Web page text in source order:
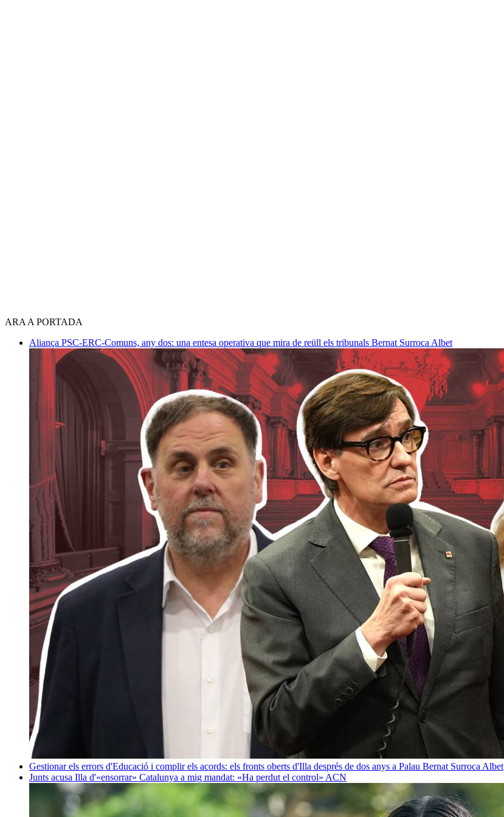
ARA A PORTADA
Aliança PSC-ERC-Comuns, any dos: una entesa operativa que mira de reüll els tribunals Bernat Surroca Albet
Gestionar els errors d'Educació i complir els acords: els fronts oberts d'Illa després de dos anys a Palau Bernat Surroca Albet
Junts acusa Illa d'«ensorrar» Catalunya a mig mandat: «Ha perdut el control» ACN